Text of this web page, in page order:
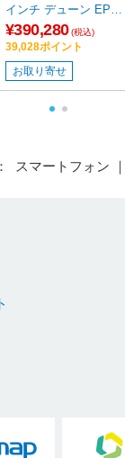
インチ デューン EP2-
65036 ［Copilot+ PC /
13.0型 /Windows11 Ho
me /Snapdragon X2 Eli
te /メモリ：16GB /SS
D：1TB /M365 (24か
月) or Office 選択可能
¥390,280 (税込)
39,028ポイント
お取り寄せ
スマートフォン ｜